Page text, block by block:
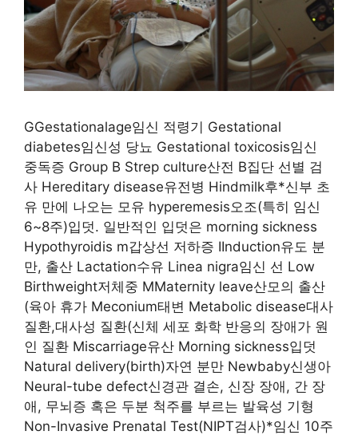
GGestationalage임신 적령기 Gestational
diabetes임신성 당뇨 Gestational toxicosis임신
중독증 Group B Strep culture산전 B집단 선별 검
사 Hereditary disease유전병 Hindmilk후*신부 초
유 만에 나오는 모유 hyperemesis오조(특히 임신
6~8주)입덧. 일반적인 입덧은 morning sickness
Hypothyroidis m갑상선 저하증 IInduction유도 분
만, 출산 Lactation수유 Linea nigra임신 선 Low
Birthweight저체중 MMaternity leave산모의 출산
(육아 휴가 Meconium태변 Metabolic disease대사
질환,대사성 질환(신체 세포 화학 반응의 장애가 원
인 질환 Miscarriage유산 Morning sickness입덧
Natural delivery(birth)자연 분만 Newbaby신생아
Neural-tube defect신경관 결손, 신장 장애, 간 장
애, 무뇌증 혹은 두분 척주를 부르는 발육성 기형
Non-Invasive Prenatal Test(NIPT검사)*임신 10주